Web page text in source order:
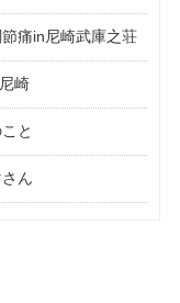
痛in尼崎武庫之荘
崎
と
ん